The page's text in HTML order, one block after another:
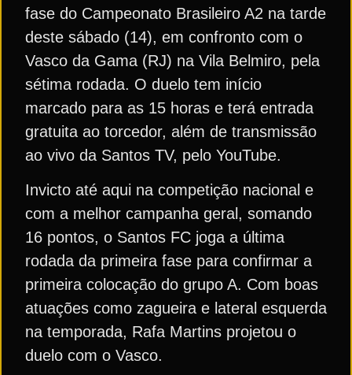
fase do Campeonato Brasileiro A2 na tarde
deste sábado (14), em confronto com o
Vasco da Gama (RJ) na Vila Belmiro, pela
sétima rodada. O duelo tem início
marcado para as 15 horas e terá entrada
gratuita ao torcedor, além de transmissão
ao vivo da Santos TV, pelo YouTube.
Invicto até aqui na competição nacional e
com a melhor campanha geral, somando
16 pontos, o Santos FC joga a última
rodada da primeira fase para confirmar a
primeira colocação do grupo A. Com boas
atuações como zagueira e lateral esquerda
na temporada, Rafa Martins projetou o
duelo com o Vasco.